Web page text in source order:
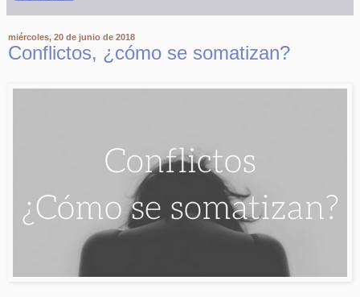
miércoles, 20 de junio de 2018
Conflictos, ¿cómo se somatizan?